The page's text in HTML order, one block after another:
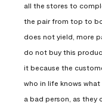
all the stores to
the pair from top to
does not yield, more
do not buy this
it because the
who in life knows
a bad person, as they